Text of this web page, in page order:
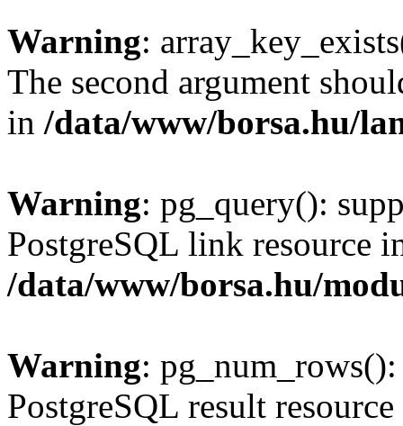
Warning:
The second argument
in /data/www/borsa.hu/
Warning: pg_query():
PostgreSQL link resource
/data/www/borsa.hu/
Warning:
PostgreSQL result